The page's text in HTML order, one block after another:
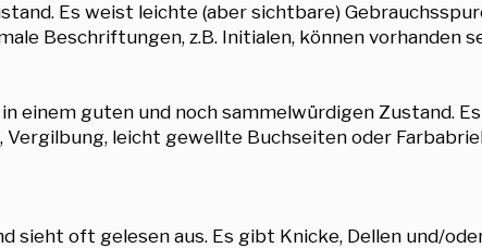
Es weist leichte (aber sichtbare)
Beschriftungen, z.B. Initialen, können vorhanden
einem guten und noch sammelwürdigen Zustand.
Vergilbung, leicht gewellte Buchseiten oder
sieht oft gelesen aus. Es gibt Knicke, Dellen und/